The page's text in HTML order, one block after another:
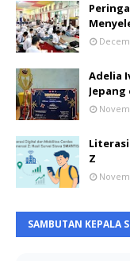
Adelia
Jepang
Z
SAMBUTAN KEPALA